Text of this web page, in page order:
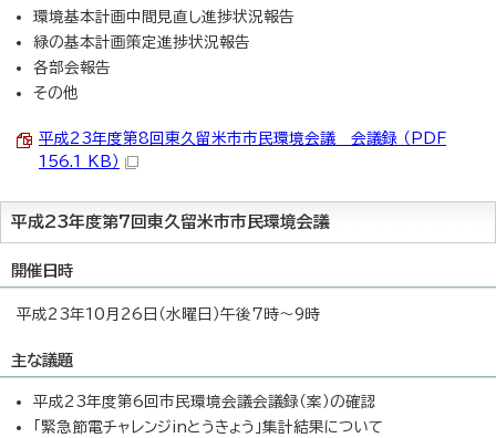
環境基本計画中間見直し進捗状況報告
緑の基本計画策定進捗状況報告
各部会報告
その他
平成23年度第8回東久留米市市民環境会議 会議録 （PDF
156.1 KB）
平成23年度第7回東久留米市市民環境会議
開催日時
平成23年10月26日（水曜日）午後7時～9時
主な議題
平成23年度第6回市民環境会議会議録（案）の確認
「緊急節電チャレンジinとうきょう」集計結果について